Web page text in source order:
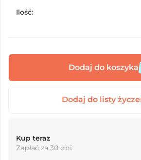
Ilość:
Dodaj do koszyka
Kup teraz
Zapłać za 30 dni